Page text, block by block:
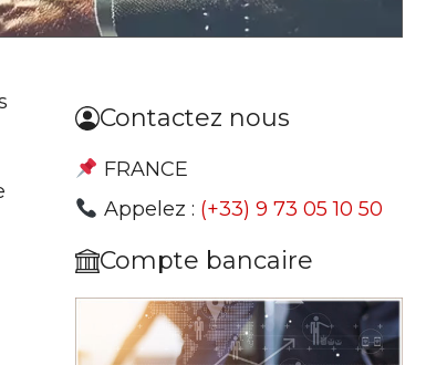
Contactez nous
FRANCE
Appelez : (+33) 9 73 05 10 50
Compte bancaire